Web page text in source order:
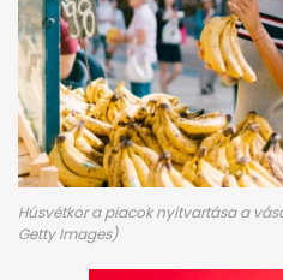
Húsvétkor a piacok nyitvartása a
Getty Images)